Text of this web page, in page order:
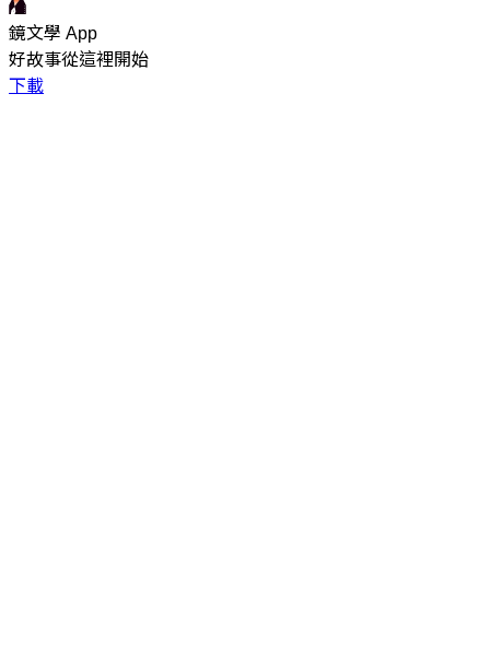
鏡文學 App
好故事從這裡開始
下載